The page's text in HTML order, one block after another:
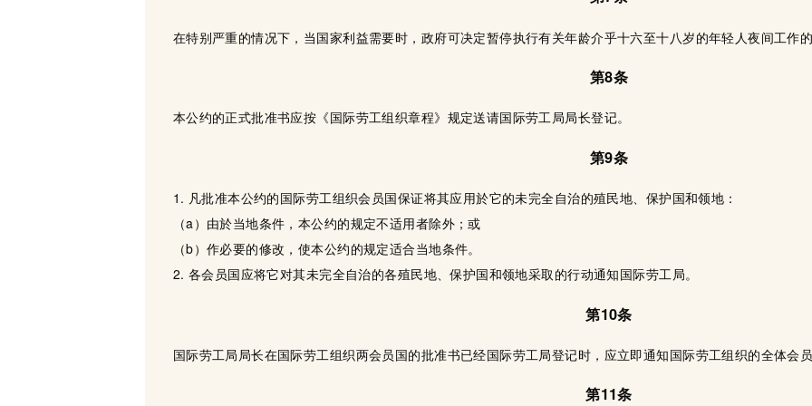
在特别严重的情况下，当国家利益需要时，政府可决定暂停执行有关年龄介乎十六至十八岁的年轻人夜间工作的
第8条
本公约的正式批准书应按《国际劳工组织章程》规定送请国际劳工局局长登记。
第9条
1. 凡批准本公约的国际劳工组织会员国保证将其应用於它的未完全自治的殖民地、保护国和领地：
（a）由於当地条件，本公约的规定不适用者除外；或
（b）作必要的修改，使本公约的规定适合当地条件。
2. 各会员国应将它对其未完全自治的各殖民地、保护国和领地采取的行动通知国际劳工局。
第10条
国际劳工局局长在国际劳工组织两会员国的批准书已经国际劳工局登记时，应立即通知国际劳工组织的全体会员
第11条